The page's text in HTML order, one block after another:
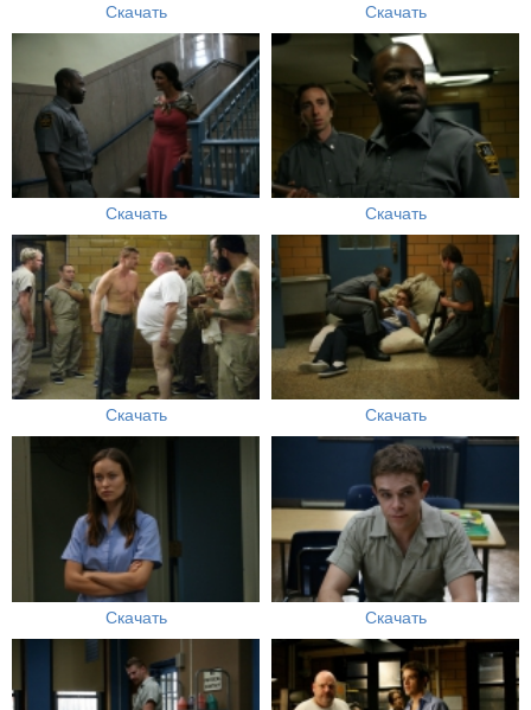
Скачать Скачать
Скачать Скачать
Скачать Скачать
Скачать Скачать